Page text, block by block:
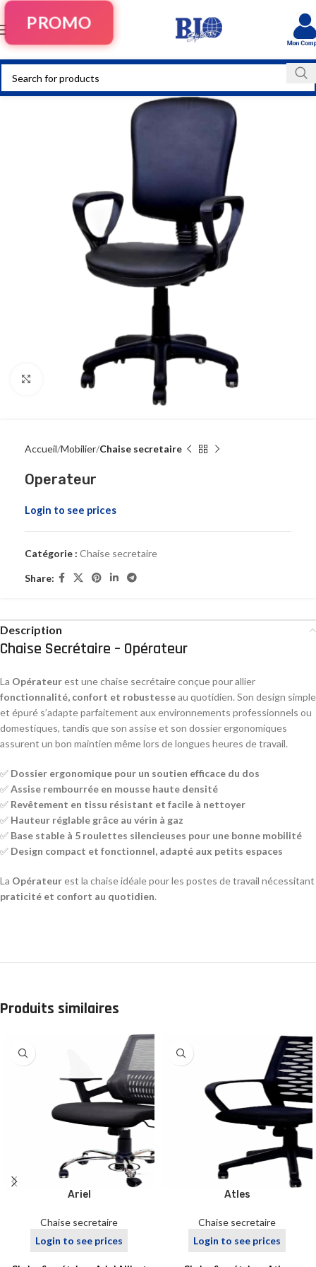
PROMO
Click to enlarge
Accueil Mobilier Chaise secretaire
Operateur
Login to see prices
Catégorie : Chaise secretaire
Share:
Description
Chaise Secrétaire – Opérateur
La Opérateurest une chaise secrétaire conçue pour allier
fonctionnalité, confort et robustesseau quotidien. Son design simple
et épuré s’adapte parfaitement aux environnements professionnels ou
domestiques, tandis que son assise et son dossier ergonomiques
assurent un bon maintien même lors de longues heures de travail.
✅ Dossier ergonomique pour un soutien efficace du dos
✅Assise rembourrée en mousse haute densité
✅ Revêtement en tissu résistant et facile à nettoyer
✅ Hauteur réglable grâce au vérin à gaz
✅ Base stable à 5 roulettes silencieuses pour une bonne mobilité
✅ Design compact et fonctionnel, adapté aux petits espaces
La Opérateurest la chaise idéale pour les postes de travail nécessitant
praticité et confort au quotidien.
Produits similaires
Ariel
Chaise secretaire
Login to see prices
Atles
Chaise secretaire
Login to see prices